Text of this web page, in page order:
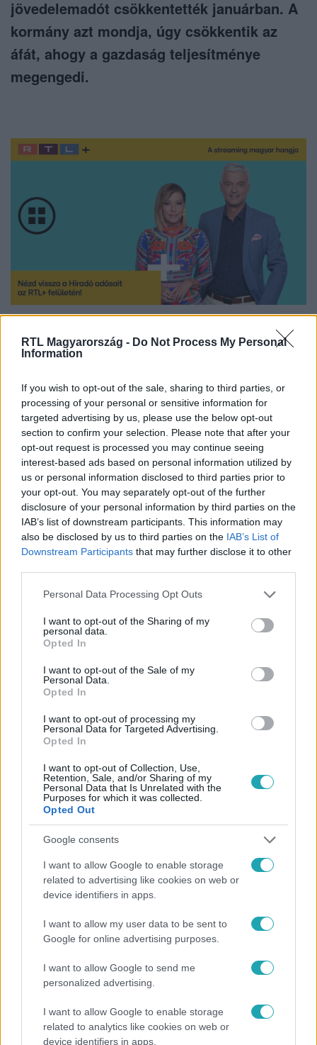
RTL Magyarország - Do Not Process My Personal
Information
If you wish to opt-out of the sale, sharing to third parties, or
processing of your personal or sensitive information for
targeted advertising by us, please use the below opt-out
section to confirm your selection. Please note that after your
opt-out request is processed you may continue seeing
interest-based ads based on personal information utilized by
us or personal information disclosed to third parties prior to
your opt-out. You may separately opt-out of the further
disclosure of your personal information by third parties on the
IAB’s list of downstream participants. This information may
also be disclosed by us to third parties on the IAB’s List of
Downstream Participants that may further disclose it to other
Please note that this website/app uses one or more Google
not limited to your visit or usage behaviour. You may click to
grant or deny consent to Google and its third-party tags to
use your data for below specified purposes in below Google
consent section.
Personal Data Processing Opt Outs
I want to opt-out of the Sharing of my
personal data.
Opted In
I want to opt-out of the Sale of my
Personal Data.
Opted In
I want to opt-out of processing my
Personal Data for Targeted Advertising.
Opted In
I want to opt-out of Collection, Use,
Retention, Sale, and/or Sharing of my
Personal Data that Is Unrelated with the
Purposes for which it was collected.
Opted Out
Google consents
I want to allow Google to enable storage
related to advertising like cookies on web or
device identifiers in apps.
I want to allow my user data to be sent to
Google for online advertising purposes.
I want to allow Google to send me
personalized advertising.
I want to allow Google to enable storage
related to analytics like cookies on web or
device identifiers in apps.
jövedelemadót csökkentették januárban. A
kormány azt mondja, úgy csökkentik az
áfát, ahogy a gazdaság teljesítménye
megengedi.
Itt állítsd be, hogy az RTL.hu az elsők között
legyen a Google-találatokban!
HÍRADÓ KORMÁNY SZJA
Népszerű